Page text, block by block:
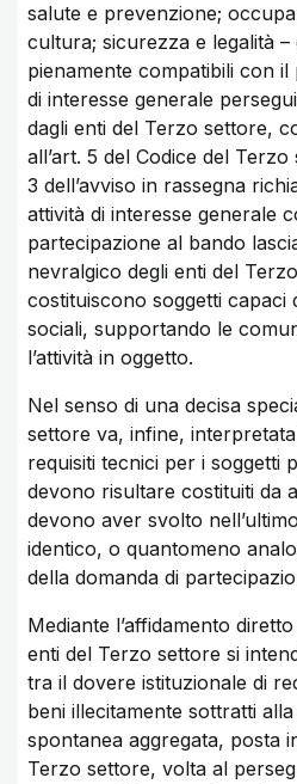
salute e prevenzione;
cultura; sicurezza e legalità –
pienamente compatibili con
di interesse generale
dagli enti del Terzo settore,
all’art. 5 del Codice del
3 dell’avviso in rassegna
attività di interesse generale
partecipazione al bando
nevralgico degli enti del
costituiscono soggetti capaci
sociali, supportando le
l’attività in oggetto.
Nel senso di una decisa
settore va, infine,
requisiti tecnici per i soggetti
devono risultare costituiti da
devono aver svolto
identico, o quantomeno
della domanda di
Mediante l’affidamento
enti del Terzo settore si
tra il dovere istituzionale di
beni illecitamente sottratti
spontanea aggregata, posta
Terzo settore, volta al